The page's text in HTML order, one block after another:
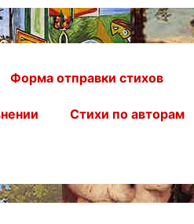
Форма отправки стихов
Стихи по авторам